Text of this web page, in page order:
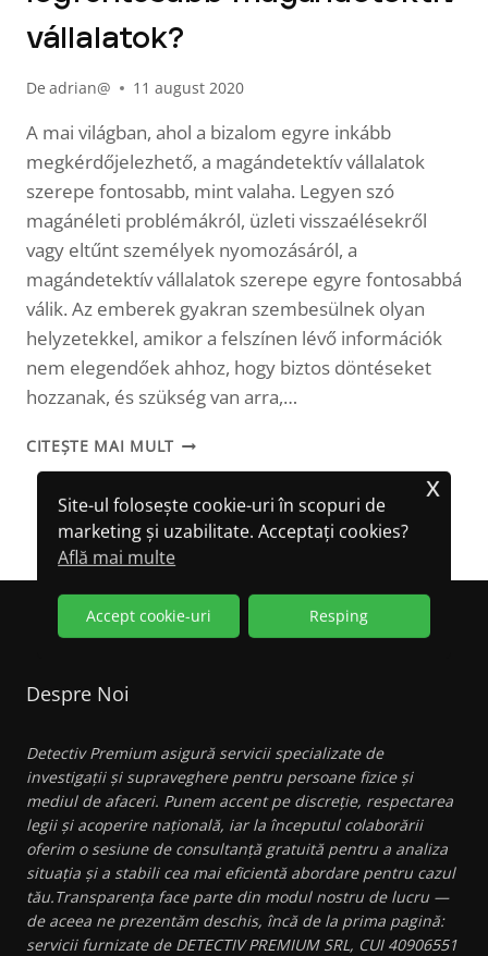
Site-ul folosește cookie-uri în scopuri de
marketing și uzabilitate. Acceptați cookies?
Află mai multe
Accept cookie-uri Resping
x
vállalatok?
De adrian@ 11 august 2020
A mai világban, ahol a bizalom egyre inkább
megkérdőjelezhető, a magándetektív vállalatok
szerepe fontosabb, mint valaha. Legyen szó
magánéleti problémákról, üzleti visszaélésekről
vagy eltűnt személyek nyomozásáról, a
magándetektív vállalatok szerepe egyre fontosabbá
válik. Az emberek gyakran szembesülnek olyan
helyzetekkel, amikor a felszínen lévő információk
nem elegendőek ahhoz, hogy biztos döntéseket
hozzanak, és szükség van arra,…
CITEȘTE MAI MULTMIÉRT
LEGFONTOSABB
MAGÁNDETEKTÍV
VÁLLALATOK?
Despre Noi
Detectiv Premium asigură servicii specializate de
investigații și supraveghere pentru persoane fizice și
mediul de afaceri. Punem accent pe discreție, respectarea
legii și acoperire națională, iar la începutul colaborării
oferim o sesiune de consultanță gratuită pentru a analiza
situația și a stabili cea mai eficientă abordare pentru cazul
tău.Transparența face parte din modul nostru de lucru —
de aceea ne prezentăm deschis, încă de la prima pagină:
servicii furnizate de DETECTIV PREMIUM SRL, CUI 40906551